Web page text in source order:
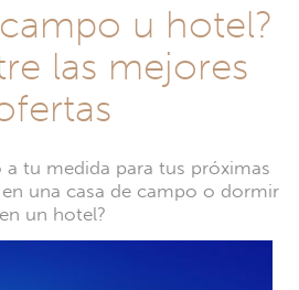
u hotel?
las mejores
a tu medida para tus próximas
una casa de campo o dormir
en un hotel?